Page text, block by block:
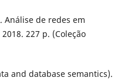
Análise de redes em
227 p. (Coleção
and database semantics).